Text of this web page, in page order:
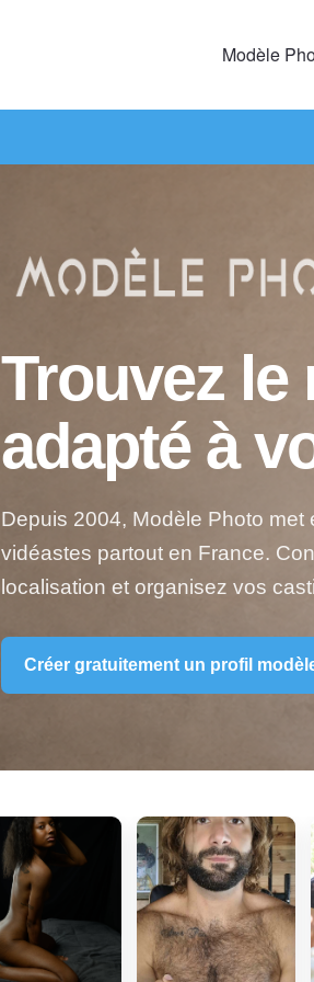
Modèle
Trouvez le
adapté à
Depuis 2004, Modèle Photo
vidéastes partout en France.
localisation et organisez vos
Créer gratuitement un profil